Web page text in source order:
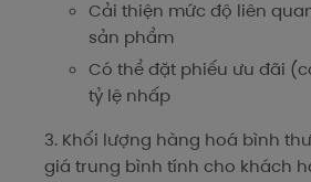
Cải thiện mức độ liên
sản phẩm
Có thể đặt phiếu ưu đãi
tỷ lệ nhấp
3. Khối lượng hàng hoá bình
giá trung bình tính cho khách